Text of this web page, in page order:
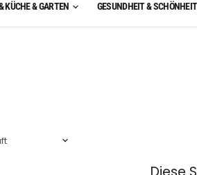
KÜCHE & GARTEN GESUNDHEIT & SCHÖNHEIT